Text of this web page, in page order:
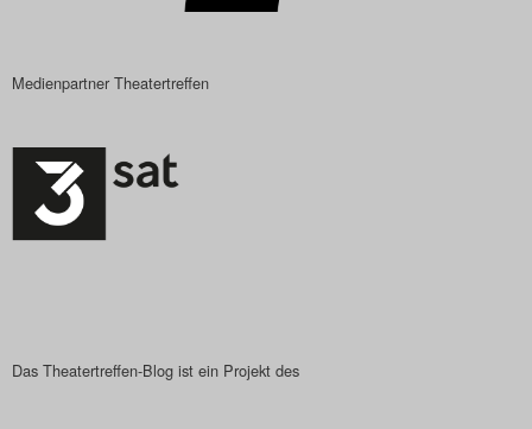
Medienpartner Theatertreffen
Das Theatertreffen-Blog ist ein Projekt des